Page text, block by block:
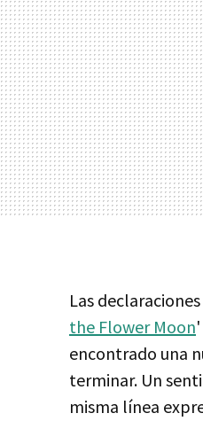
Las
the Flower Moon
encontrado una
terminar. Un
misma línea